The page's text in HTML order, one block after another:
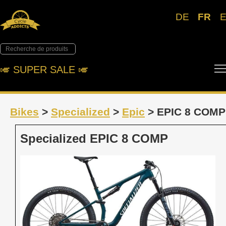
DE FR
🎺︎ SUPER SALE 🎺︎
Bikes > Specialized > Epic > EPIC 8 COMP
Specialized EPIC 8 COMP